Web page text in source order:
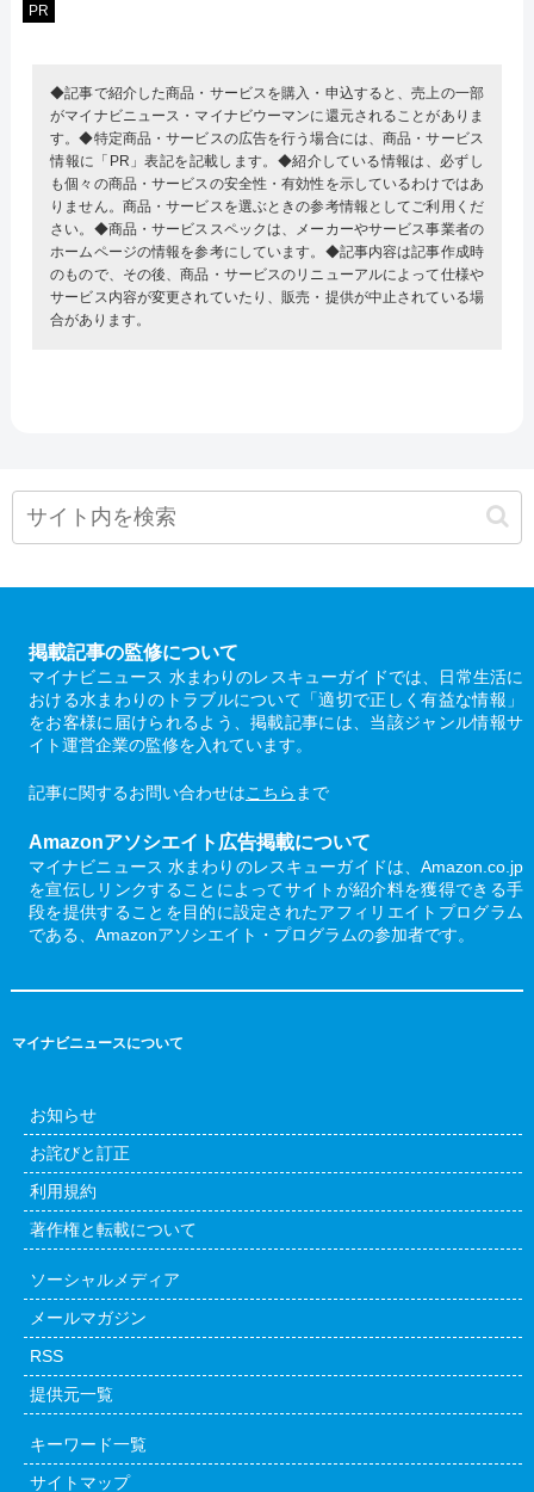
PR
◆記事で紹介した商品・サービスを購入・申込すると、売上の一部
がマイナビニュース・マイナビウーマンに還元されることがありま
す。◆特定商品・サービスの広告を行う場合には、商品・サービス
情報に「PR」表記を記載します。◆紹介している情報は、必ずし
も個々の商品・サービスの安全性・有効性を示しているわけではあ
りません。商品・サービスを選ぶときの参考情報としてご利用くだ
さい。◆商品・サービススペックは、メーカーやサービス事業者の
ホームページの情報を参考にしています。◆記事内容は記事作成時
のもので、その後、商品・サービスのリニューアルによって仕様や
サービス内容が変更されていたり、販売・提供が中止されている場
合があります。
掲載記事の監修について
マイナビニュース 水まわりのレスキューガイドでは、日常生活に
おける水まわりのトラブルについて「適切で正しく有益な情報」
をお客様に届けられるよう、掲載記事には、当該ジャンル情報サ
イト運営企業の監修を入れています。
記事に関するお問い合わせはこちら まで
Amazonアソシエイト広告掲載について
マイナビニュース 水まわりのレスキューガイドは、Amazon.co.jp
を宣伝しリンクすることによってサイトが紹介料を獲得できる手
段を提供することを目的に設定されたアフィリエイトプログラム
である、Amazonアソシエイト・プログラムの参加者です。
マイナビニュースについて
お知らせ
お詫びと訂正
利用規約
著作権と転載について
ソーシャルメディア
メールマガジン
RSS
提供元一覧
キーワード一覧
サイトマップ